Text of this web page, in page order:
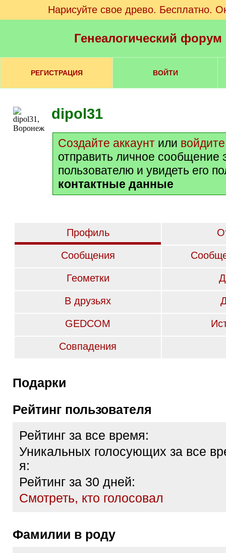
Нарисуйте свое древо. Бесплатно.
Генеалогический
РЕГИСТРАЦИЯ ВОЙТИ
dipol31
Создайте аккаунт или войдите
отправить личное сообщение
пользователю и увидеть его
контактные данные
Профиль
Сообщения
Геометки
В друзьях
GEDCOM
Совпадения
Подарки
Рейтинг пользователя
Рейтинг за все время:
Уникальных голосующих за все
я:
Рейтинг за 30 дней:
Cмотреть, кто голосовал
Фамилии в роду